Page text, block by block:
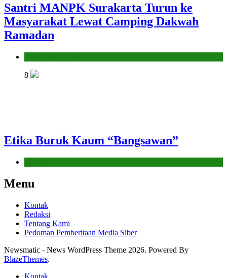
Santri MANPK Surakarta Turun ke
Masyarakat Lewat Camping Dakwah
Ramadan
8
Etika Buruk Kaum “Bangsawan”
Menu
Kontak
Redaksi
Tentang Kami
Pedoman Pemberitaan Media Siber
Newsmatic - News WordPress Theme 2026. Powered By
BlazeThemes.
Kontak